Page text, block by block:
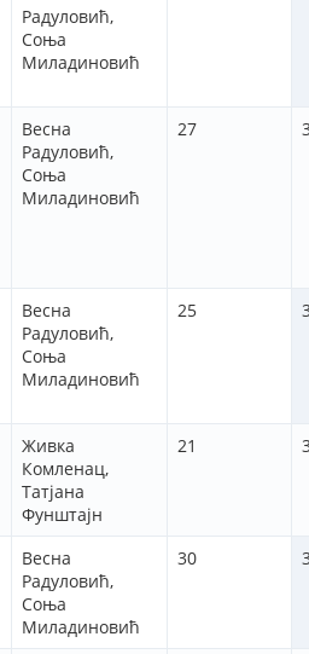
Радуловић,
Соња
Миладиновић
Весна
Радуловић,
Соња
Миладиновић
27
Весна
Радуловић,
Соња
Миладиновић
25
Живка
Комленац,
Татјана
Фунштајн
21
Весна
Радуловић,
Соња
Миладиновић
30